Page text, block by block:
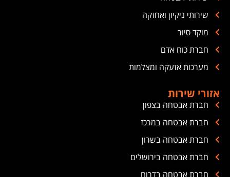
שירותי ניקיון ואחזקה
מוקד סיור
חברת כוח אדם
מערכות אזעקה ומצלמות
אזורי שירות
חברת אבטחה בצפון
חברת אבטחה במרכז
חברת אבטחה בשרון
חברת אבטחה בירושלים
חברת אבטחה בדרום